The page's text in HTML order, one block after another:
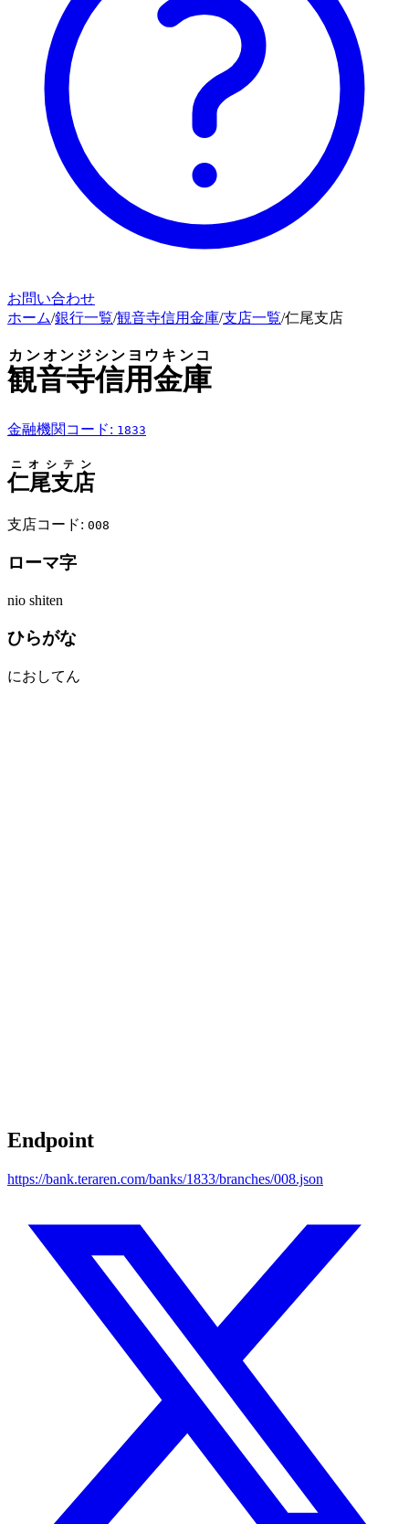
お問い合わせ
ホーム/銀行一覧/観音寺信用金庫/支店一覧/仁尾支店
観音寺信用金庫
カンオンジシンヨウキンコ
金融機関コード: 1833
仁尾支店
ニオシテン
支店コード: 008
ローマ字
nio shiten
ひらがな
におしてん
Endpoint
https://bank.teraren.com/banks/1833/branches/008.json